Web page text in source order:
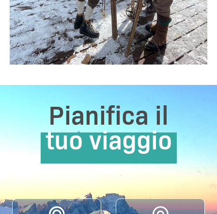
Pianifica il
tuo viaggio